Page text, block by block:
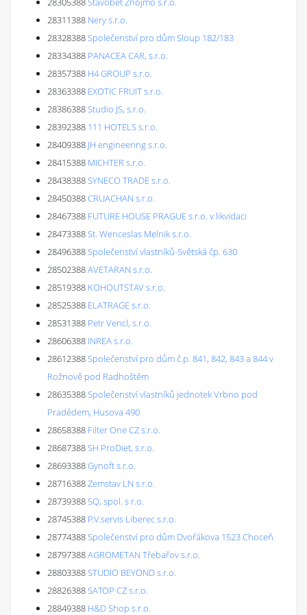
28311388 Nery s.r.o.
28328388Společenství pro dům Sloup 182/183
28334388 PANACEA CAR, s.r.o.
28357388 H4 GROUP s.r.o.
28363388 EXOTIC FRUIT s.r.o.
28386388Studio JS, s.r.o.
28392388 111 HOTELS s.r.o.
28409388 JH engineering s.r.o.
28415388 MICHTER s.r.o.
28438388SYNECO TRADE s.r.o.
28450388CRUACHAN s.r.o.
28467388 FUTURE HOUSE PRAGUE s.r.o. v likvidaci
28473388St. Wenceslas Melnik s.r.o.
28496388Společenství vlastníků-Světská čp. 630
28502388AVETARAN s.r.o.
28519388 KOHOUTSTAV s.r.o.
28525388 ELATRAGE s.r.o.
28531388 Petr Vencl, s.r.o.
28606388 INREA s.r.o.
28612388Společenství pro dům č.p. 841, 842, 843 a 844 v
Rožnově pod Radhoštěm
28635388Společenství vlastníků jednotek Vrbno pod
Pradědem, Husova 490
28658388 Filter One CZ s.r.o.
28687388SH ProDiet, s.r.o.
28693388Gynoft s.r.o.
28716388Zemstav LN s.r.o.
28739388 5Q, spol. s r.o.
28745388 P.V.servis Liberec s.r.o.
28774388Společenství pro dům Dvořákova 1523 Choceň
28797388AGROMETAN Třebařov s.r.o.
28803388STUDIO BEYOND s.r.o.
28826388SATOP CZ s.r.o.
28849388 H&D Shop s.r.o.